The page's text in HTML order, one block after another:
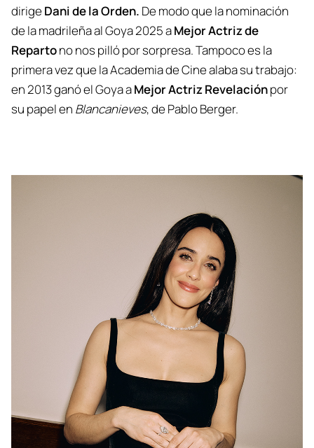
dirige Dani de la Orden. De modo que la nominación
de la madrileña al Goya 2025 aMejor Actriz de
Repartono nos pilló por sorpresa. Tampoco es la
primera vez que la Academia de Cine alaba su trabajo:
en 2013 ganó el Goya aMejor Actriz Revelaciónpor
su papel en Blancanieves, de Pablo Berger.